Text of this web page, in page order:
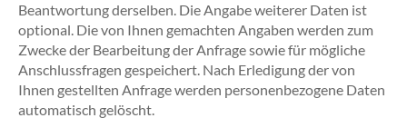
Beantwortung derselben. Die Angabe weiterer Daten ist
optional. Die von Ihnen gemachten Angaben werden zum
Zwecke der Bearbeitung der Anfrage sowie für mögliche
Anschlussfragen gespeichert. Nach Erledigung der von
Ihnen gestellten Anfrage werden personenbezogene Daten
automatisch gelöscht.